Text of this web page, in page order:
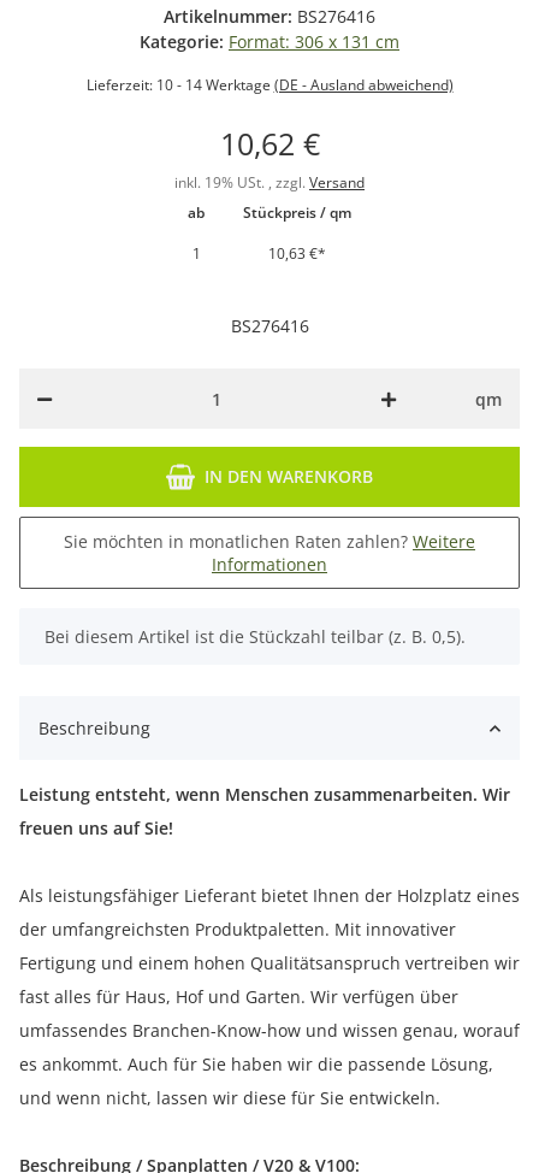
Artikelnummer: BS276416
Kategorie: Format: 306 x 131 cm
Lieferzeit: 10 - 14 Werktage (DE - Ausland abweichend)
10,62 €
inkl. 19% USt. , zzgl. Versand
ab
Stückpreis / qm
1
10,63 €*
BS276416
qm
IN DEN WARENKORB
Sie möchten in monatlichen Raten zahlen? Weitere
Informationen
x
Bei diesem Artikel ist die Stückzahl teilbar (z. B. 0,5).
Beschreibung
Leistung entsteht, wenn Menschen zusammenarbeiten. Wir
freuen uns auf Sie!
Als leistungsfähiger Lieferant bietet Ihnen der Holzplatz eines
der umfangreichsten Produktpaletten. Mit innovativer
Fertigung und einem hohen Qualitätsanspruch vertreiben wir
fast alles für Haus, Hof und Garten. Wir verfügen über
umfassendes Branchen-Know-how und wissen genau, worauf
es ankommt. Auch für Sie haben wir die passende Lösung,
und wenn nicht, lassen wir diese für Sie entwickeln.
Beschreibung / Spanplatten / V20 & V100: